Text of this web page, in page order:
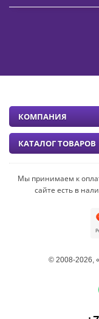
Мы принимаем к
сайте есть в
© 2008-2026,
КОМПАНИЯ
КАТАЛОГ ТОВАРОВ